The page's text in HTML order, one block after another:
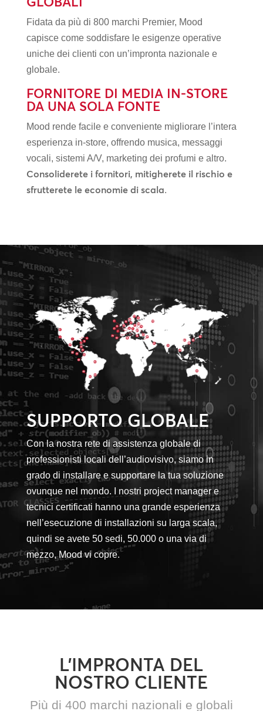
Fidata da più di 800 marchi Premier, Mood
capisce come soddisfare le esigenze operative
uniche dei clienti con un’impronta nazionale e
globale.
FORNITORE DI MEDIA IN-STORE
DA UNA SOLA FONTE
Mood rende facile e conveniente migliorare l’intera
esperienza in-store, offrendo musica, messaggi
vocali, sistemi A/V, marketing dei profumi e altro.
Consoliderete i fornitori, mitigherete il rischio e
sfrutterete le economie di scala.
SUPPORTO GLOBALE
Con la nostra rete di assistenza globale di
professionisti locali dell’audiovisivo, siamo in
grado di installare e supportare la tua soluzione
ovunque nel mondo. I nostri project manager e
tecnici certificati hanno una grande esperienza
nell’esecuzione di installazioni su larga scala,
quindi se avete 50 sedi, 50.000 o una via di
mezzo, Mood vi copre.
L’IMPRONTA DEL
NOSTRO CLIENTE
Più di 400 marchi nazionali e globali